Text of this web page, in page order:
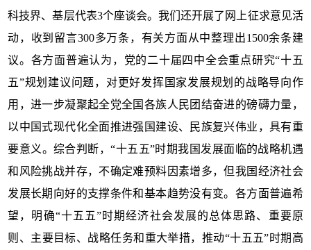
科技界、基层代表3个座谈会。我们还开展了网上征求意见活
动，收到留言300多万条，有关方面从中整理出1500余条建
议。各方面普遍认为，党的二十届四中全会重点研究“十五
五”规划建议问题，对更好发挥国家发展规划的战略导向作
用，进一步凝聚起全党全国各族人民团结奋进的磅礴力量，
以中国式现代化全面推进强国建设、民族复兴伟业，具有重
要意义。综合判断，“十五五”时期我国发展面临的战略机遇
和风险挑战并存，不确定难预料因素增多，但我国经济社会
发展长期向好的支撑条件和基本趋势没有变。各方面普遍希
望，明确“十五五”时期经济社会发展的总体思路、重要原
则、主要目标、战略任务和重大举措，推动“十五五”时期高